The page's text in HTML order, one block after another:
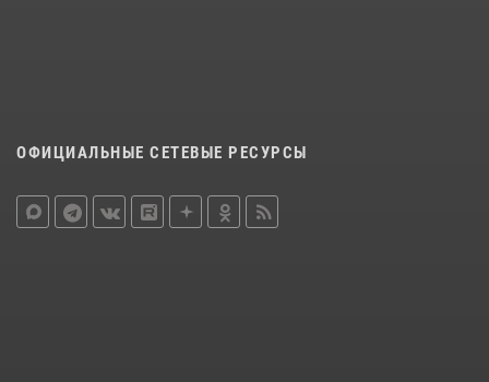
ОФИЦИАЛЬНЫЕ СЕТЕВЫЕ РЕСУРСЫ